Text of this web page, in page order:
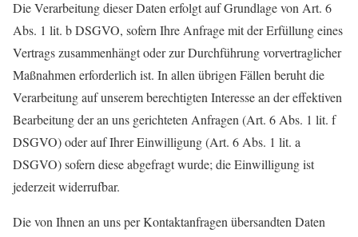
Die Verarbeitung dieser Daten erfolgt auf Grundlage von Art. 6
Abs. 1 lit. b DSGVO, sofern Ihre Anfrage mit der Erfüllung eines
Vertrags zusammenhängt oder zur Durchführung vorvertraglicher
Maßnahmen erforderlich ist. In allen übrigen Fällen beruht die
Verarbeitung auf unserem berechtigten Interesse an der effektiven
Bearbeitung der an uns gerichteten Anfragen (Art. 6 Abs. 1 lit. f
DSGVO) oder auf Ihrer Einwilligung (Art. 6 Abs. 1 lit. a
DSGVO) sofern diese abgefragt wurde; die Einwilligung ist
jederzeit widerrufbar.
Die von Ihnen an uns per Kontaktanfragen übersandten Daten